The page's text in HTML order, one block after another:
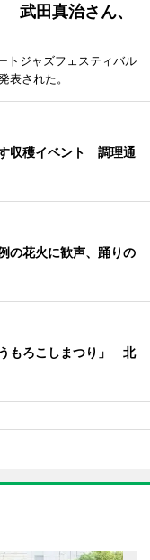
武田真治さん、
トジャズフェスティバル
された。
収穫イベント 調理通
の花火に歓声、踊りの
もろこしまつり」 北